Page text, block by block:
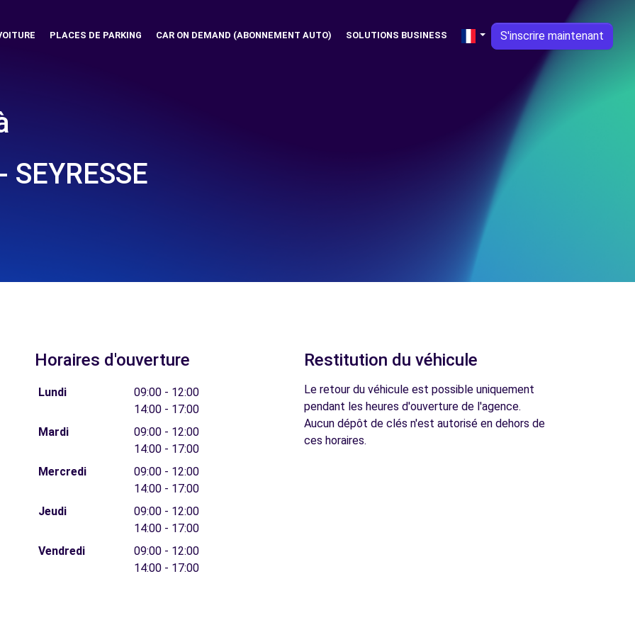
PLACES DE PARKING CAR ON DEMAND (ABONNEMENT AUTO) SOLUTIONS BUSINESS S'inscrire maintenant
Horaires d'ouverture
Lundi
09:00 - 12:00
14:00 - 17:00
Mardi
09:00 - 12:00
14:00 - 17:00
Mercredi
09:00 - 12:00
14:00 - 17:00
Jeudi
09:00 - 12:00
14:00 - 17:00
Vendredi
09:00 - 12:00
14:00 - 17:00
Restitution du véhicule
Le retour du véhicule est possible uniquement
pendant les heures d'ouverture de l'agence.
Aucun dépôt de clés n'est autorisé en dehors de
ces horaires.